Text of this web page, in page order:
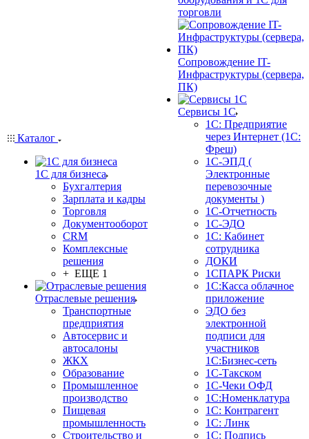
Каталог
1С для бизнеса
Бухгалтерия
Зарплата и кадры
Торговля
Документооборот
CRM
Комплексные
решения
+ ЕЩЕ 1
Отраслевые решения
Транспортные
предприятия
Автосервис и
автосалоны
ЖКХ
Образование
Промышленное
производство
Пищевая
промышленность
Строительство и
торговли
Сопровождение IT-
Инфраструктуры (сервера,
ПК)
Сервисы 1С
1С: Предприятие
через Интернет (1С:
Фреш)
1С-ЭПД (
Электронные
перевозочные
документы )
1С-Отчетность
1С-ЭДО
1С: Кабинет
сотрудника
ДОКИ
1СПАРК Риски
1С:Касса облачное
приложение
ЭДО без
электронной
подписи для
участников
1С:Бизнес-сеть
1С-Такском
1С-Чеки ОФД
1С:Номенклатура
1С: Контрагент
1С: Линк
1С: Подпись